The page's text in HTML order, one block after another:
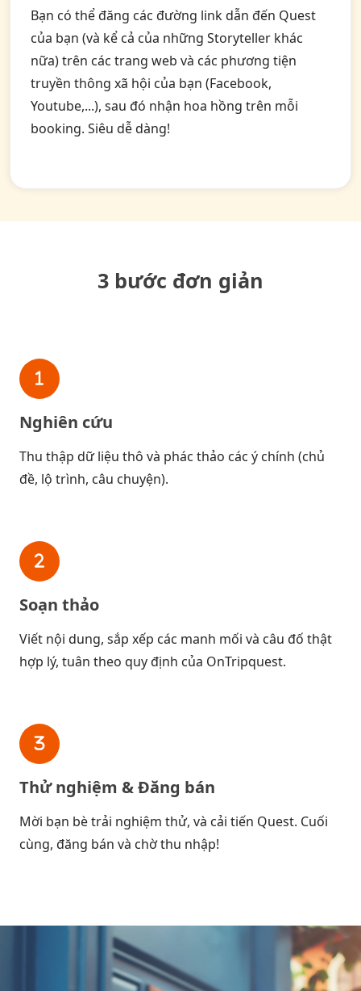
Bạn có thể đăng các đường link dẫn đến Quest
của bạn (và kể cả của những Storyteller khác
nữa) trên các trang web và các phương tiện
truyền thông xã hội của bạn (Facebook,
Youtube,...), sau đó nhận hoa hồng trên mỗi
booking. Siêu dễ dàng!
3 bước đơn giản
Nghiên cứu
Thu thập dữ liệu thô và phác thảo các ý chính (chủ
đề, lộ trình, câu chuyện).
Soạn thảo
Viết nội dung, sắp xếp các manh mối và câu đố thật
hợp lý, tuân theo quy định của OnTripquest.
Thử nghiệm & Đăng bán
Mời bạn bè trải nghiệm thử, và cải tiến Quest. Cuối
cùng, đăng bán và chờ thu nhập!